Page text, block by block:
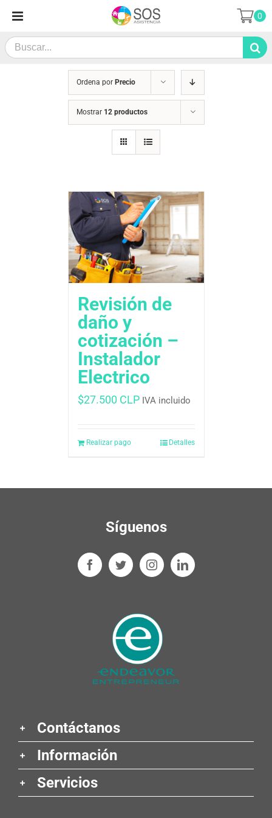
contenido
Search
for:
0
Ordena por Precio
Mostrar 12 productos
Revisión de
daño y
cotización –
Instalador
Electrico
$27.500 CLP IVA incluido
Realizar pago Detalles
Síguenos
Contáctanos
Información
Servicios